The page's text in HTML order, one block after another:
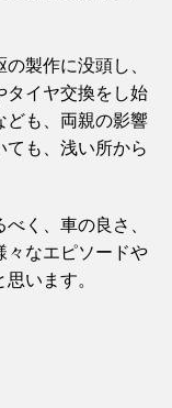
製作に没頭し、
タイヤ交換をし始
ども、両親の影響
も、浅い所から
く、車の良さ、
々なエピソードや
います。